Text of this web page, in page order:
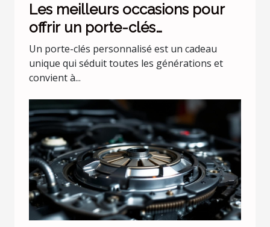
Les meilleurs occasions pour
offrir un porte-clés
personnalisé
Un porte-clés personnalisé est un cadeau
unique qui séduit toutes les générations et
convient à...